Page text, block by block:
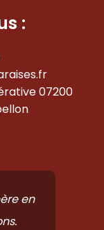
:
07200
en